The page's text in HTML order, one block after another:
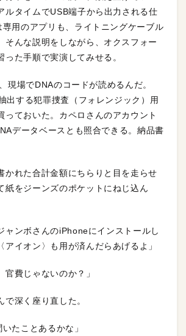
ルタイムでUSB端子から出力される仕
用のアプリも、ライトニングケーブル
そんな説明をしながら、オクスフォー
った手順で実演してみせる。
現場でDNAのコードが読めるんだ。
出する犯罪捜査（フォレンジック）用
っておいた。カペロさんのアカウント
データベースとも照合できる。納品書
かれた合計金額にちらりと目を走らせ
紙をジーンズのポケットにねじ込ん
ャンボさんのiPhoneにインストールし
アイオン〉も用が済んだらあげるよ」
官費じゃないのか？」
で深く座り直した。
いたことあるかな」